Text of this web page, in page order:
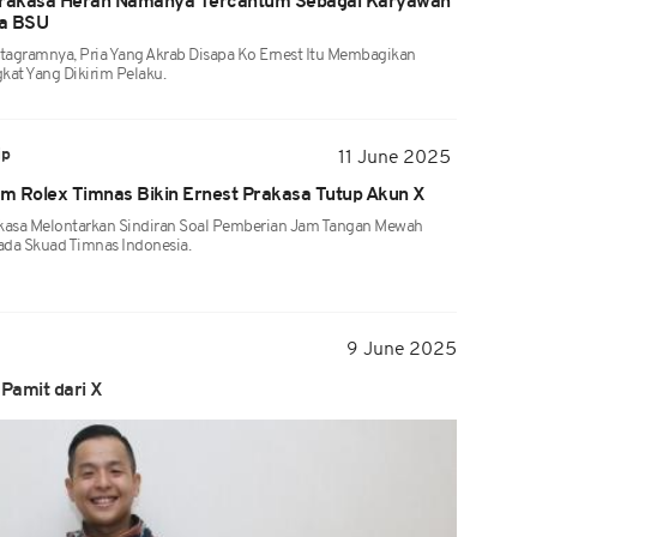
BSU
Pria Yang Akrab Disapa Ko Ernest Itu Membagikan
Yang Dikirim Pelaku.
11 June 2025
Rolex Timnas Bikin Ernest Prakasa Tutup Akun X
Melontarkan Sindiran Soal Pemberian Jam Tangan Mewah
Skuad Timnas Indonesia.
9 June 2025
dari X